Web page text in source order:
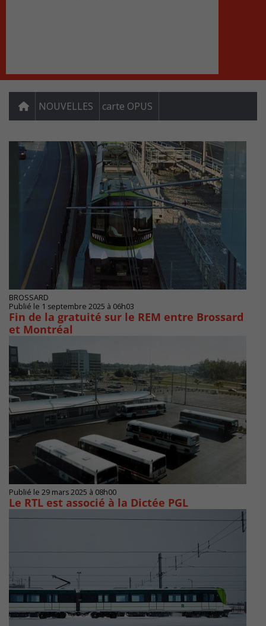
NOUVELLES carte OPUS
BROSSARD
Publié le 1 septembre 2025 à 06h03
Fin de la gratuité sur le REM entre Brossard
et Montréal
Publié le 29 mars 2025 à 08h00
Le RTL est associé à la Dictée PGL